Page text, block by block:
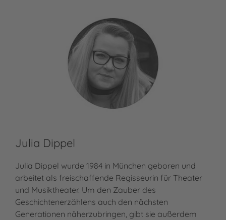
Julia Dippel
Julia Dippel wurde 1984 in München geboren und
arbeitet als freischaffende Regisseurin für Theater
und Musiktheater. Um den Zauber des
Geschichtenerzählens auch den nächsten
Generationen näherzubringen, gibt sie außerdem